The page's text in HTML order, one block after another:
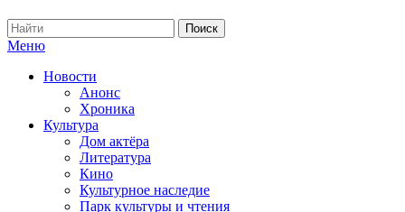
Меню
Новости
Анонс
Хроника
Культура
Дом актёра
Литература
Кино
Культурное наследие
Парк культуры и чтения